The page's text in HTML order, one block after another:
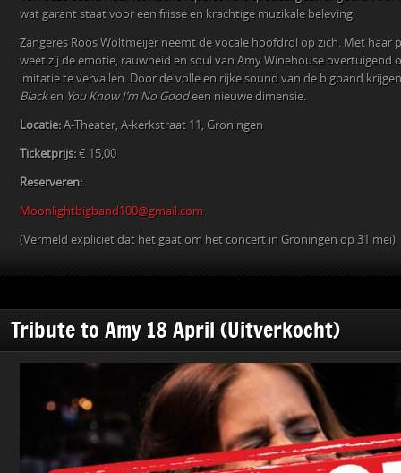
wat garant staat voor een frisse en krachtige muzikale beleving.
Zangeres Roos Woltmeijer neemt de vocale hoofdrol op zich. Met haar
weet zij de emotie, rauwheid en soul van Amy Winehouse overtuigend
imitatie te vervallen. Door de volle en rijke sound van de bigband
Blacken You Know I’m No Goodeen nieuwe dimensie.
Locatie:A-Theater, A-kerkstraat 11, Groningen
Ticketprijs:€ 15,00
Reserveren:
Moonlightbigband100@gmail.com
(Vermeld expliciet dat het gaat om het concert in Groningen op 31 mei)
Tribute to Amy 18 April (Uitverkocht)